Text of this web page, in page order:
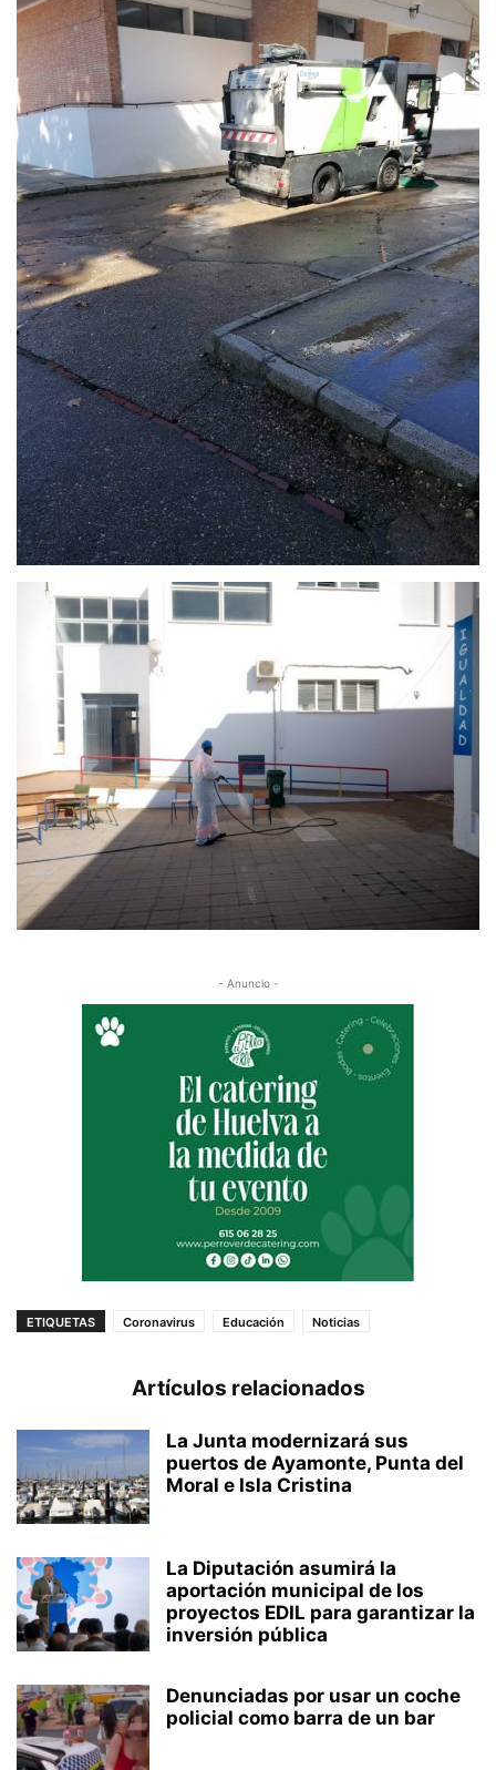
- Anuncio -
ETIQUETAS Coronavirus Educación Noticias
Artículos relacionados
La Junta modernizará sus
puertos de Ayamonte, Punta del
Moral e Isla Cristina
La Diputación asumirá la
aportación municipal de los
proyectos EDIL para garantizar la
inversión pública
Denunciadas por usar un coche
policial como barra de un bar